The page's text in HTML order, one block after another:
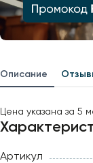
Описание
Цена указана за 5
Артикул